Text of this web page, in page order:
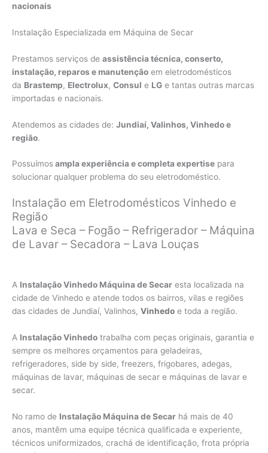
nacionais
Instalação Especializada em Máquina de Secar
Prestamos serviços de assistência técnica, conserto,
instalação, reparos e manutenção em eletrodomésticos
da Brastemp, Electrolux, Consul e LG e tantas outras marcas
importadas e nacionais.
Atendemos as cidades de: Jundiaí, Valinhos, Vinhedo e
região.
Possuímosampla experiência e completa expertise para
solucionar qualquer problema do seu eletrodoméstico.
Instalação em Eletrodomésticos Vinhedo e
Região
Lava e Seca – Fogão – Refrigerador – Máquina
de Lavar – Secadora – Lava Louças
A Instalação Vinhedo Máquina de Secar esta localizada na
cidade de Vinhedo e atende todos os bairros, vilas e regiões
das cidades de Jundiaí, Valinhos, Vinhedo e toda a região.
A Instalação Vinhedo trabalha com peças originais, garantia e
sempre os melhores orçamentos para geladeiras,
refrigeradores, side by side, freezers, frigobares, adegas,
máquinas de lavar, máquinas de secar e máquinas de lavar e
secar.
No ramo de Instalação Máquina de Secar há mais de 40
anos, mantêm uma equipe técnica qualificada e experiente,
técnicos uniformizados, crachá de identificação, frota própria